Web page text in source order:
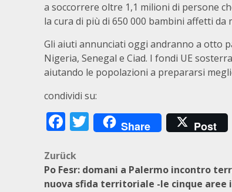
a soccorrere oltre 1,1 milioni di persone
la cura di più di 650 000 bambini affetti da
Gli aiuti annunciati oggi andranno a otto
Nigeria, Senegal e Ciad. I fondi UE
aiutando le popolazioni a prepararsi
condividi su:
Facebook
Twitter
Share Post
Beitragsnavigation
Zurück
Po Fesr: domani a Palermo incontro
nuova sfida territoriale -le cinque aree